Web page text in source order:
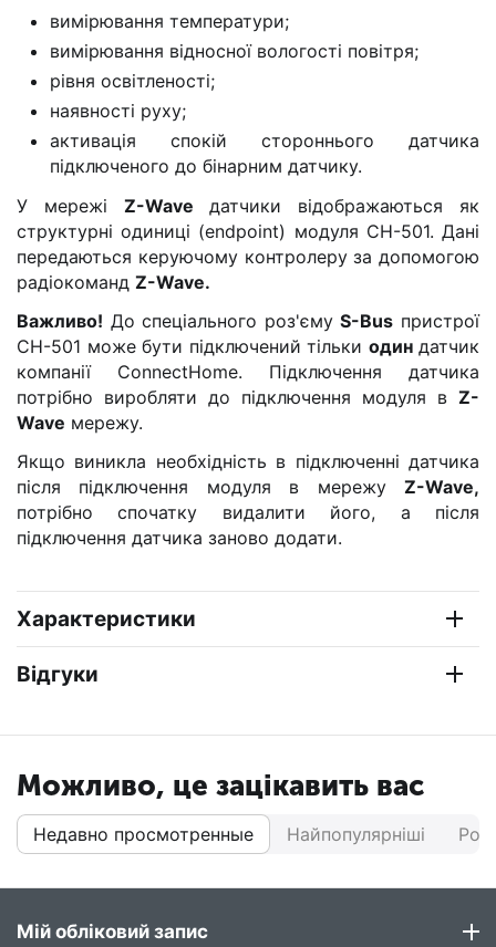
вимірювання температури;
вимірювання відносної вологості повітря;
рівня освітленості;
наявності руху;
активація спокій стороннього датчика
підключеного до бінарним датчику.
У мережі Z-Wave датчики відображаються як
структурні одиниці (endpoint) модуля CH-501. Дані
передаються керуючому контролеру за допомогою
радіокоманд Z-Wave.
Важливо! До спеціального роз'ємуS-Bus пристрої
СН-501 може бути підключений тільки одиндатчик
компанії ConnectHome. Підключення датчика
потрібно виробляти до підключення модуля в Z-
Wave мережу.
Якщо виникла необхідність в підключенні датчика
після підключення модуля в мережу Z-Wave,
потрібно спочатку видалити його, а після
підключення датчика заново додати.
Характеристики
Відгуки
Можливо, це зацікавить вас
Недавно просмотренные Найпопулярніші
Мій обліковий запис